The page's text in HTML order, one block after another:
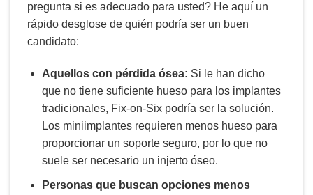
pregunta si es adecuado para usted? He aquí un
rápido desglose de quién podría ser un buen
candidato:
Aquellos con pérdida ósea: Si le han dicho
que no tiene suficiente hueso para los implantes
tradicionales, Fix-on-Six podría ser la solución.
Los miniimplantes requieren menos hueso para
proporcionar un soporte seguro, por lo que no
suele ser necesario un injerto óseo.
Personas que buscan opciones menos